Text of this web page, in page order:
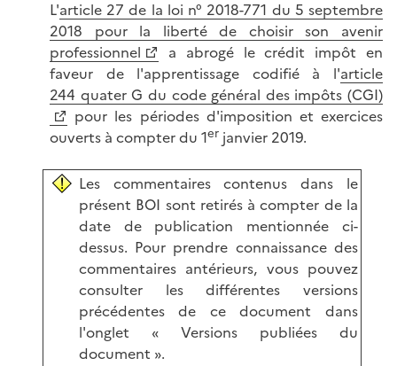
L'article 27 de la loi n° 2018-771 du 5 septembre
2018 pour la liberté de choisir son avenir
professionnel
a abrogé le crédit impôt en
faveur de l'apprentissage codifié à l'article
244 quater G du code général des impôts (CGI)
pour les périodes d'imposition et exercices
ouverts à compter du 1er janvier 2019.
Les commentaires contenus dans le
présent BOI sont retirés à compter de la
date de publication mentionnée ci-
dessus. Pour prendre connaissance des
commentaires antérieurs, vous pouvez
consulter les différentes versions
précédentes de ce document dans
l'onglet « Versions publiées du
document ».